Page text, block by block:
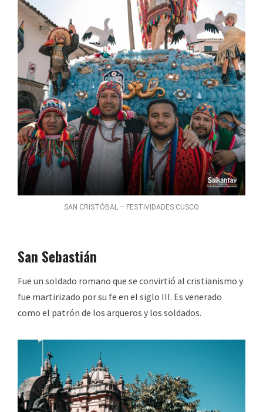
SAN CRISTÓBAL – FESTIVIDADES CUSCO
San Sebastián
Fue un soldado romano que se convirtió al cristianismo y
fue martirizado por su fe en el siglo III. Es venerado
como el patrón de los arqueros y los soldados.